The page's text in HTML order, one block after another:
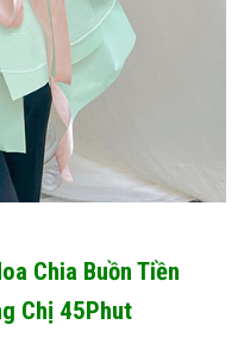
Chia Buồn Tiền
Chị 45Phut